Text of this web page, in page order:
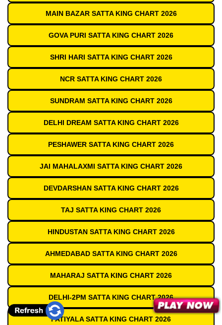
MAIN BAZAR SATTA KING CHART 2026
GOVA PURI SATTA KING CHART 2026
SHRI HARI SATTA KING CHART 2026
NCR SATTA KING CHART 2026
SUNDRAM SATTA KING CHART 2026
DELHI DREAM SATTA KING CHART 2026
PESHAWER SATTA KING CHART 2026
JAI MAHALAXMI SATTA KING CHART 2026
DEVDARSHAN SATTA KING CHART 2026
TAJ SATTA KING CHART 2026
HINDUSTAN SATTA KING CHART 2026
AHMEDABAD SATTA KING CHART 2026
MAHARAJ SATTA KING CHART 2026
DELHI-2PM SATTA KING CHART 2026
PATIYALA SATTA KING CHART 2026